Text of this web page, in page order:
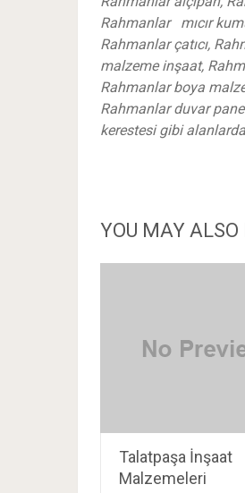
Rahmanlar mıcır
Rahmanlar çatıcı,
malzeme inşaat,
Rahmanlar boya
Rahmanlar duvar
kerestesi gibi
YOU MAY ALSO
Talatpaşa İnşaat
Malzemeleri